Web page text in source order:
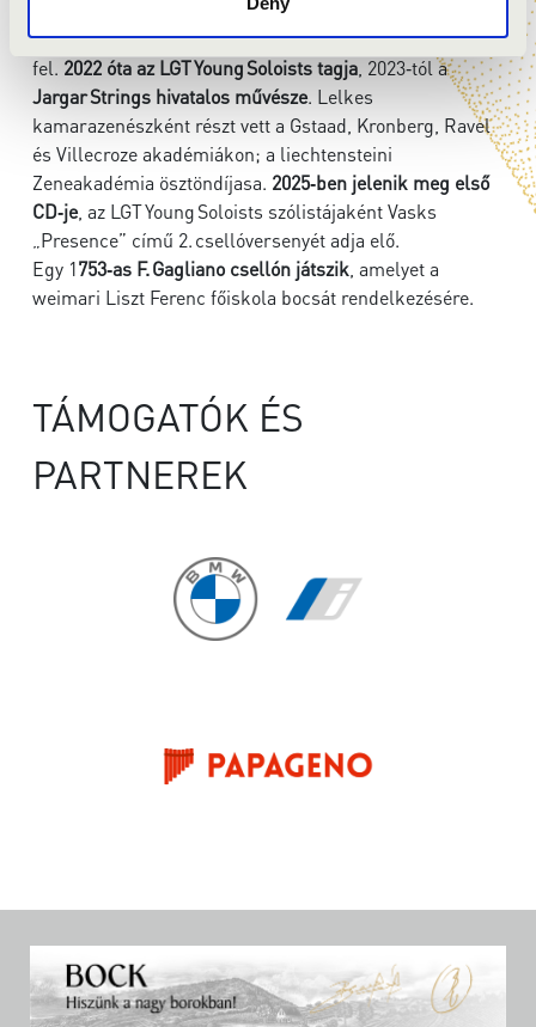
játszotta Vasks 2. csellóversenyét, majd a
Janigro Fesztiválona Zagreb Soloists együttessel lépett
fel. 2022 óta az LGT Young Soloists tagja , 2023‑tól a
Jargar Strings hivatalos művésze. Lelkes
kamarazenészként részt vett a Gstaad, Kronberg, Ravel
és Villecroze akadémiákon; a liechtensteini
Zeneakadémia ösztöndíjasa. 2025‑ben jelenik meg első
CD‑je, az LGT Young Soloists szólistájaként Vasks
„Presence” című 2. csellóversenyét adja elő.
Egy 1753‑as F. Gagliano csellón játszik , amelyet a
weimari Liszt Ferenc főiskola bocsát rendelkezésére.
TÁMOGATÓK ÉS
PARTNEREK